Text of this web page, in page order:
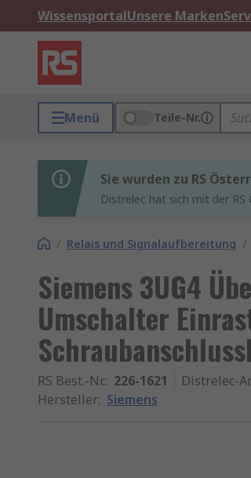
WissensportalUnsere Marken
Menü Teile-Nr.
Sie wurden zu RS
Distrelec hat sich mit der
/ Relais und Signalaufbereitung /
Siemens 3UG4
Umschalter
RS Best.-Nr.: 226-1621 Distrelec-
Hersteller: Siemens